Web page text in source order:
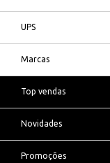
UPS
Marcas
Top vendas
Novidades
Promoções